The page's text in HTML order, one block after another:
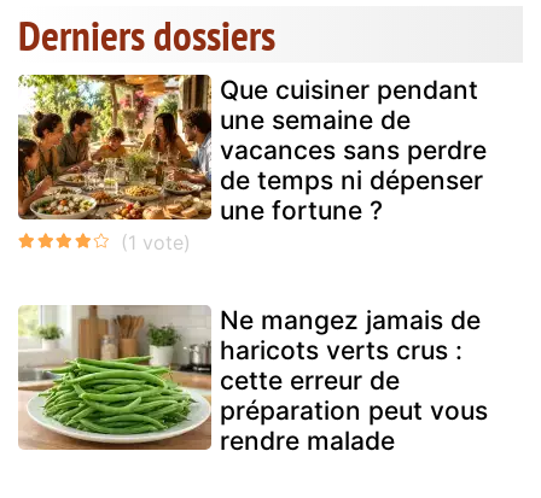
Derniers dossiers
Que cuisiner pendant
une semaine de
vacances sans perdre
de temps ni dépenser
une fortune ?
Ne mangez jamais de
haricots verts crus :
cette erreur de
préparation peut vous
rendre malade